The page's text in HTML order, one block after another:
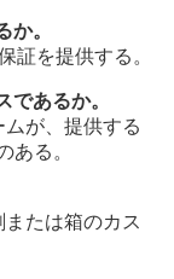
。
証を提供する。
あるか。
が、提供する
ある。
たは箱のカス